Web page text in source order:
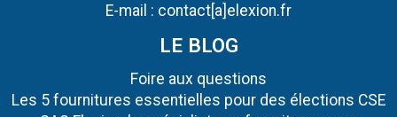
E-mail : contact[a]elexion.fr
LE BLOG
Foire aux questions
Les 5 fournitures essentielles pour des élections CSE